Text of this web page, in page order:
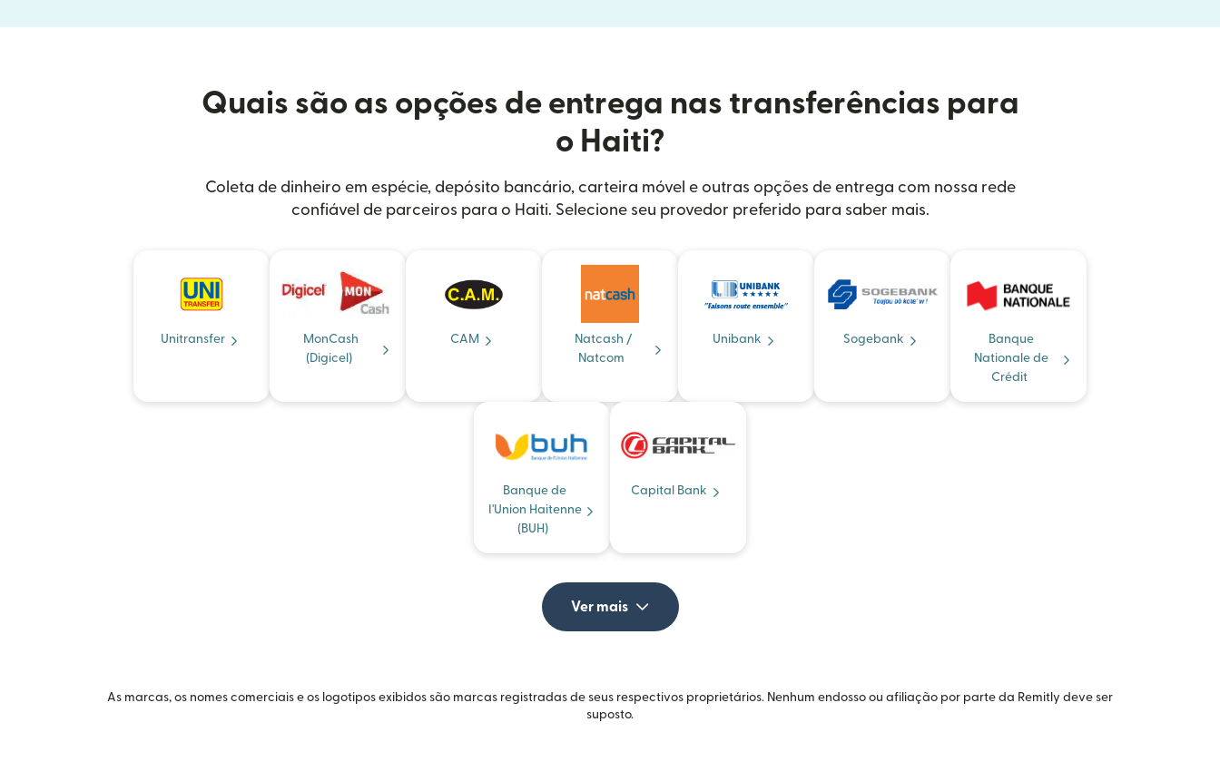
Quais são as opções de entrega nas transferências para
o Haiti?
Coleta de dinheiro em espécie, depósito bancário, carteira móvel e outras opções de entrega com nossa rede
confiável de parceiros para o Haiti. Selecione seu provedor preferido para saber mais.
Unitransfer
MonCash
(Digicel)
CAM
Natcash /
Natcom
Unibank Sogebank
Banque
Nationale de
Crédit
Banque de
I'Union Haitenne
(BUH)
Capital Bank
Ver mais
As marcas, os nomes comerciais e os logotipos exibidos são marcas registradas de seus respectivos proprietários. Nenhum endosso ou afiliação por parte da Remitly deve ser
suposto.